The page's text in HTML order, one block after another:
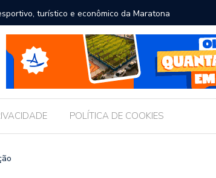
turístico e econômico da Maratona
POLÍTICA DE COOKIES